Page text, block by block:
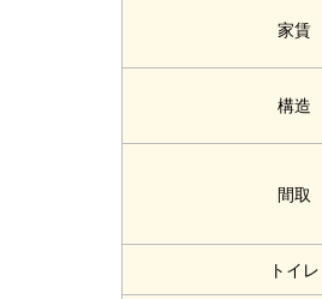
家賃
構造
間取
トイレ